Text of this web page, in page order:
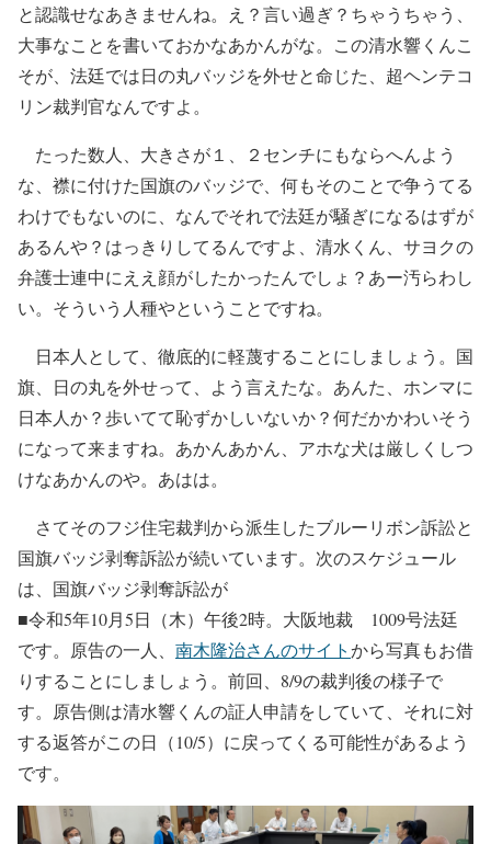
と認識せなあきませんね。え？言い過ぎ？ちゃうちゃう、
大事なことを書いておかなあかんがな。この清水響くんこ
そが、法廷では日の丸バッジを外せと命じた、超ヘンテコ
リン裁判官なんですよ。
たった数人、大きさが１、２センチにもならへんよう
な、襟に付けた国旗のバッジで、何もそのことで争うてる
わけでもないのに、なんでそれで法廷が騒ぎになるはずが
あるんや？はっきりしてるんですよ、清水くん、サヨクの
弁護士連中にええ顔がしたかったんでしょ？あー汚らわし
い。そういう人種やということですね。
日本人として、徹底的に軽蔑することにしましょう。国
旗、日の丸を外せって、よう言えたな。あんた、ホンマに
日本人か？歩いてて恥ずかしいないか？何だかかわいそう
になって来ますね。あかんあかん、アホな犬は厳しくしつ
けなあかんのや。あはは。
さてそのフジ住宅裁判から派生したブルーリボン訴訟と
国旗バッジ剥奪訴訟が続いています。次のスケジュール
は、国旗バッジ剥奪訴訟が
■令和5年10月5日（木）午後2時。大阪地裁 1009号法廷
です。原告の一人、 南木隆治さんのサイトから写真もお借
りすることにしましょう。前回、8/9の裁判後の様子で
す。原告側は清水響くんの証人申請をしていて、それに対
する返答がこの日（10/5）に戻ってくる可能性があるよう
です。